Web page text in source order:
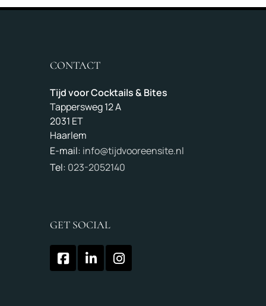
CONTACT
Tijd voor Cocktails & Bites
Tappersweg 12 A
2031 ET
Haarlem
E-mail: info@tijdvooreensite.nl
Tel: 023-2052140
GET SOCIAL